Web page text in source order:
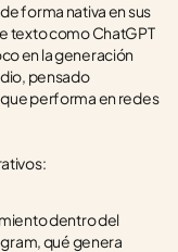
forma nativa en sus
texto como ChatGPT
en la generación
pensado
performa en redes
dentro del
qué genera